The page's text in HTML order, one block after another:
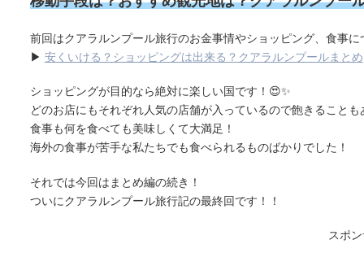
前回はクアラルンプール旅行のお金事情やショッピング、食事に
▶ 安くいける？ショッピングは出来る？クアラルンプールまとめ
ショッピングが目的なら絶対に楽しい国です！😍✨
どのお店にもそれぞれ人気の店舗が入っているので飽きることも
食事も何を食べても美味しくて大満足！
海外の食事が苦手な私たちでも食べられるものばかりでした！
それでは今回はまとめ編の続き！
ついにクアラルンプール旅行記の最終回です！！
スポ